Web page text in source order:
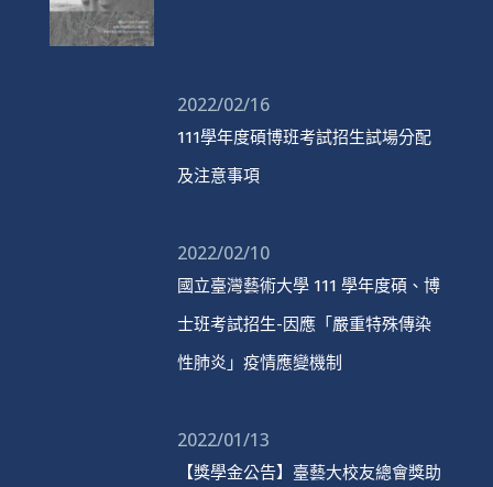
2022/02/16
111學年度碩博班考試招生試場分配
及注意事項
2022/02/10
國立臺灣藝術大學 111 學年度碩、博
士班考試招生-因應「嚴重特殊傳染
性肺炎」疫情應變機制
2022/01/13
【獎學金公告】臺藝大校友總會獎助